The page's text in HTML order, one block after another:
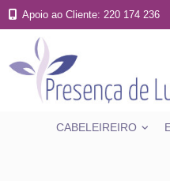
Apoio ao Cliente: 220 174 236
CABELEIREIRO